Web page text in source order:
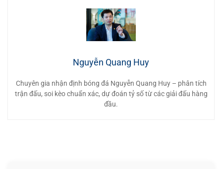
Nguyễn Quang Huy
Chuyên gia nhận định bóng đá Nguyễn Quang Huy – phân tích
trận đấu, soi kèo chuẩn xác, dự đoán tỷ số từ các giải đấu hàng
đầu.